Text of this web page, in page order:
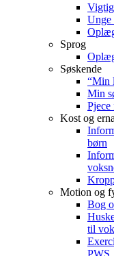
Unge
Sprog
Søskende
“Min
Min
Pjece
Kost og
børn
Motion og
Bog
til
PWS